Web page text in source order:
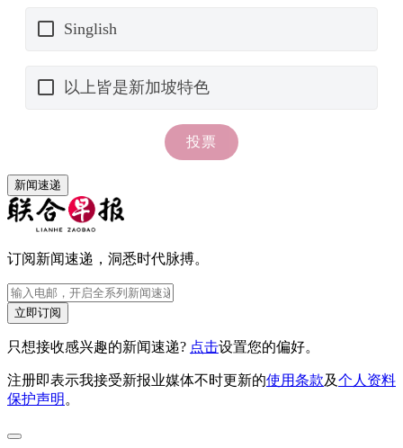
新闻速递
订阅新闻速递，洞悉时代脉搏。
立即订阅
只想接收感兴趣的新闻速递? 点击设置您的偏好。
注册即表示我接受新报业媒体不时更新的使用条款及个人资料
保护声明 。